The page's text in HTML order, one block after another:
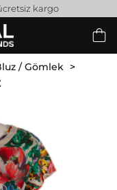
kargo
/ Gömlek